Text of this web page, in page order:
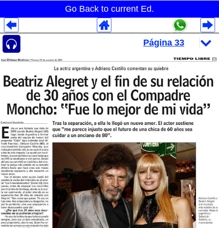
Go Back to current Ed.
Despliegues Analytics
Despliegues Totales
Despliegues por Rubros